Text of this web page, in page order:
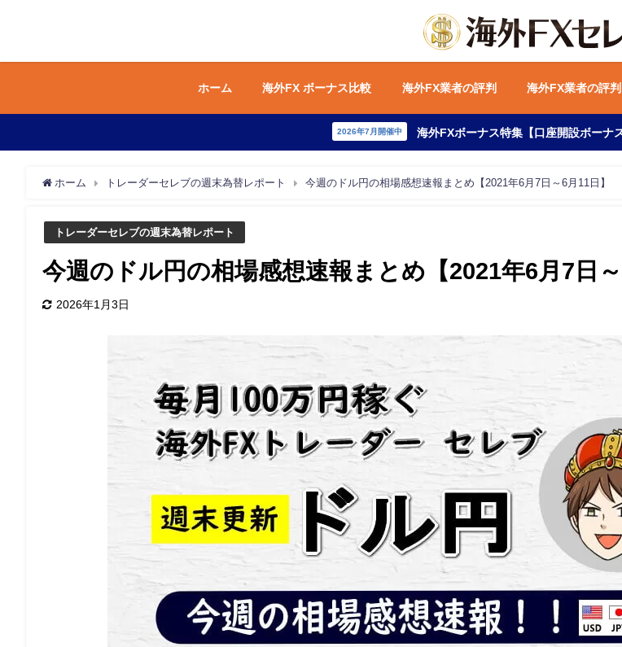
ホーム 海外FX ボーナス比較 海外FX業者の評判 海外FX業者の評
2026年7月開催中 海外FXボーナス特集【口座開設ボーナ
ホーム トレーダーセレブの週末為替レポート 今週のドル円の相場感想速報まとめ【2021年6月7日～6月11日】
トレーダーセレブの週末為替レポート
今週のドル円の相場感想速報まとめ【2021年6月7日～
2026年1月3日